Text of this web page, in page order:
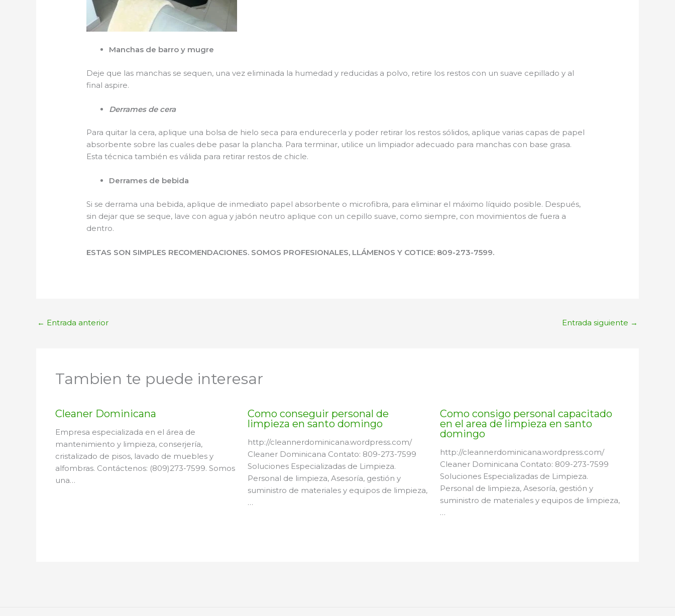
Manchas de barro y mugre
Deje que las manchas se sequen, una vez eliminada la humedad y reducidas a polvo, retire los restos con un suave cepillado y al
final aspire.
Derrames de cera
Para quitar la cera, aplique una bolsa de hielo seca para endurecerla y poder retirar los restos sólidos, aplique varias capas de papel
absorbente sobre las cuales debe pasar la plancha. Para terminar, utilice un limpiador adecuado para manchas con base grasa.
Esta técnica también es válida para retirar restos de chicle.
Derrames de bebida
Si se derrama una bebida, aplique de inmediato papel absorbente o microfibra, para eliminar el máximo líquido posible. Después,
sin dejar que se seque, lave con agua y jabón neutro aplique con un cepillo suave, como siempre, con movimientos de fuera a
dentro.
ESTAS SON SIMPLES RECOMENDACIONES. SOMOS PROFESIONALES, LLÁMENOS Y COTICE: 809-273-7599.
← Entrada anterior Entrada siguiente →
Tambien te puede interesar
Cleaner Dominicana
Empresa especializada en el área de
mantenimiento y limpieza, conserjería,
cristalizado de pisos, lavado de muebles y
alfombras. Contáctenos: (809)273-7599. Somos
una…
Como conseguir personal de
limpieza en santo domingo
http://cleannerdominicana.wordpress.com/
Cleaner Dominicana Contato: 809-273-7599
Soluciones Especializadas de Limpieza.
Personal de limpieza, Asesoría, gestión y
suministro de materiales y equipos de limpieza,
…
Como consigo personal capacitado
en el area de limpieza en santo
domingo
http://cleannerdominicana.wordpress.com/
Cleaner Dominicana Contato: 809-273-7599
Soluciones Especializadas de Limpieza.
Personal de limpieza, Asesoría, gestión y
suministro de materiales y equipos de limpieza,
…